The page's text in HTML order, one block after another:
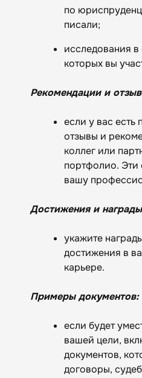
по
писали;
исследования в
которых вы
Рекомендации и
если у вас есть
отзывы и
коллег или
портфолио. Эти
вашу
Достижения и
укажите
достижения в
карьере.
Примеры документов:
если будет
вашей цели,
документов,
договоры,